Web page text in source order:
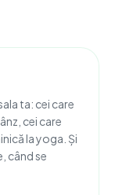
ta: cei care
cei care
la yoga. Și
când se